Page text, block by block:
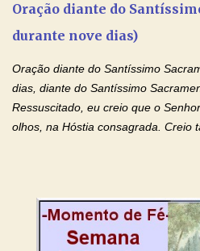
e a força para fazer triunfar, na sua
monásticas: a obediência, a
milagres e gra...
Oração diante do
durante nove dias)
Oração diante do Santíssimo
dias, diante do Santíssimo
Ressuscitado, eu creio que o
olhos, na Hóstia consagrada. Creio
creio, Jesus, e clamo que este
sobre mim e sobre todos os meus
Jesus, que, pelo poder libertador e